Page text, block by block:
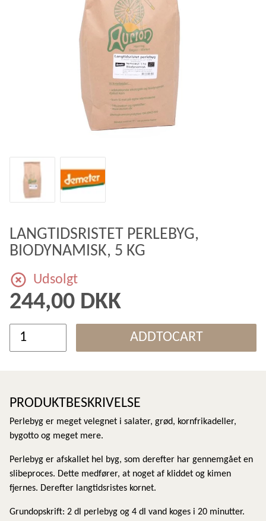
LANGTIDSRISTET PERLEBYG,
BIODYNAMISK, 5 KG
Udsolgt
244,00 DKK
ADDTOCART
PRODUKTBESKRIVELSE
Perlebyg er meget velegnet i salater, grød, kornfrikadeller,
bygotto og meget mere.
Perlebyg er afskallet hel byg, som derefter har gennemgået en
slibeproces. Dette medfører, at noget af kliddet og kimen
fjernes. Derefter langtidsristes kornet.
Grundopskrift: 2 dl perlebyg og 4 dl vand koges i 20 minutter.